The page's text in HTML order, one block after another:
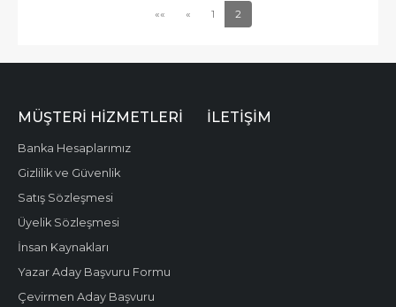
«« « 1 2
MÜŞTERI HIZMETLERI
Banka Hesaplarımız
Gizlilik ve Güvenlik
Satış Sözleşmesi
Üyelik Sözleşmesi
İnsan Kaynakları
Yazar Aday Başvuru Formu
Çevirmen Aday Başvuru
İLETIŞIM